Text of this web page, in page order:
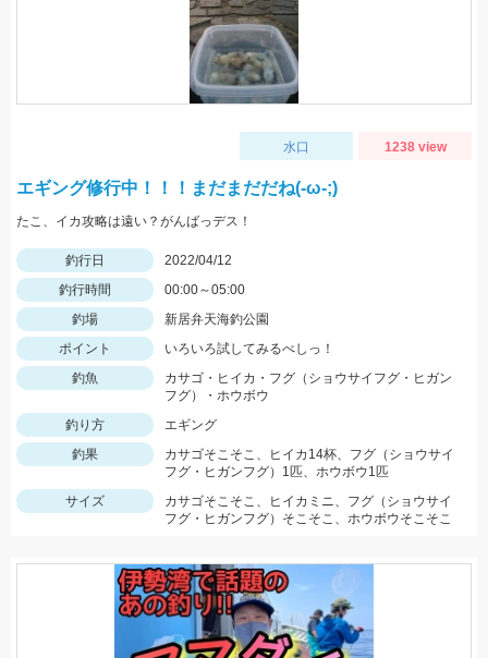
水口 1238 view
エギング修行中！！！まだまだだね(-ω-;)
たこ、イカ攻略は遠い？がんばっデス！
釣行日
2022/04/12
釣行時間
00:00～05:00
釣場
新居弁天海釣公園
ポイント
いろいろ試してみるべしっ！
釣魚
カサゴ・ヒイカ・フグ（ショウサイフグ・ヒガン
フグ）・ホウボウ
釣り方
エギング
釣果
カサゴそこそこ、ヒイカ14杯、フグ（ショウサイ
フグ・ヒガンフグ）1匹、ホウボウ1匹
サイズ
カサゴそこそこ、ヒイカミニ、フグ（ショウサイ
フグ・ヒガンフグ）そこそこ、ホウボウそこそこ